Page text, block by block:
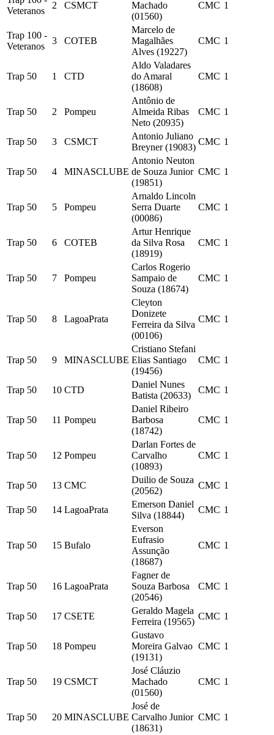
Veteranos
2 CSMCT
Machado
(01560)
CMC 1
Trap 100 -
Veteranos
3 COTEB
Marcelo de
Magalhães
Alves (19227)
CMC 1
Trap 50 1 CTD
Aldo Valadares
do Amaral
(18608)
CMC 1
Trap 50 2 Pompeu
Antônio de
Almeida Ribas
Neto (20935)
CMC 1
Trap 50 3 CSMCT
Antonio Juliano
Breyner (19083)
CMC 1
Trap 50 4 MINASCLUBE
Antonio Neuton
de Souza Junior
(19851)
CMC 1
Trap 50 5 Pompeu
Arnaldo Lincoln
Serra Duarte
(00086)
CMC 1
Trap 50 6 COTEB
Artur Henrique
da Silva Rosa
(18919)
CMC 1
Trap 50 7 Pompeu
Carlos Rogerio
Sampaio de
Souza (18674)
CMC 1
Trap 50 8 LagoaPrata
Cleyton
Donizete
Ferreira da Silva
(00106)
CMC 1
Trap 50 9 MINASCLUBE
Cristiano Stefani
Elias Santiago
(19456)
CMC 1
Trap 50 10 CTD
Daniel Nunes
Batista (20633)
CMC 1
Trap 50 11 Pompeu
Daniel Ribeiro
Barbosa
(18742)
CMC 1
Trap 50 12 Pompeu
Darlan Fortes de
Carvalho
(10893)
CMC 1
Trap 50 13 CMC
Duilio de Souza
(20562)
CMC 1
Trap 50 14 LagoaPrata
Emerson Daniel
Silva (18844)
CMC 1
Trap 50 15 Bufalo
Everson
Eufrasio
Assunção
(18687)
CMC 1
Trap 50 16 LagoaPrata
Fagner de
Souza Barbosa
(20546)
CMC 1
Trap 50 17 CSETE
Geraldo Magela
Ferreira (19565)
CMC 1
Trap 50 18 Pompeu
Gustavo
Moreira Galvao
(19131)
CMC 1
Trap 50 19 CSMCT
José Cláuzio
Machado
(01560)
CMC 1
Trap 50 20 MINASCLUBE
José de
Carvalho Junior
(18631)
CMC 1